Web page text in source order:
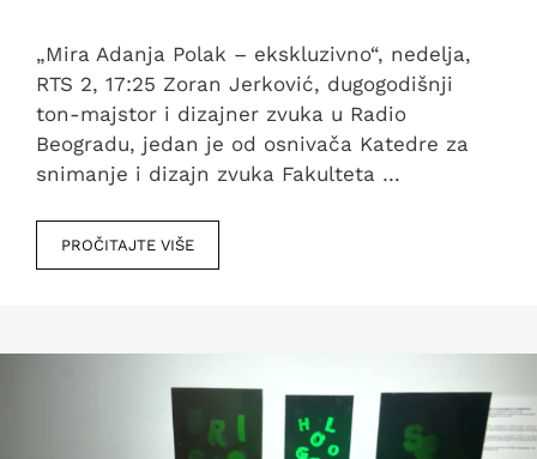
„Mira Adanja Polak – ekskluzivno“, nedelja,
RTS 2, 17:25 Zoran Jerković, dugogodišnji
ton-majstor i dizajner zvuka u Radio
Beogradu, jedan je od osnivača Katedre za
snimanje i dizajn zvuka Fakulteta …
PROČITAJTE VIŠE